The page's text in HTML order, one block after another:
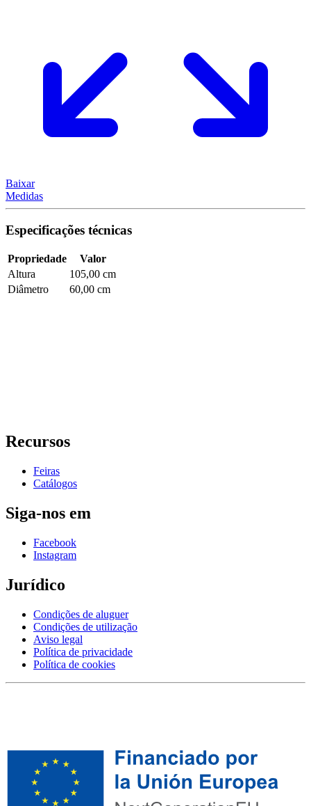
Baixar
Medidas
Especificações técnicas
Propriedade
Valor
Altura
105,00 cm
Diâmetro
60,00 cm
Recursos
Feiras
Catálogos
Siga-nos em
Facebook
Instagram
Jurídico
Condições de aluguer
Condições de utilização
Aviso legal
Política de privacidade
Política de cookies